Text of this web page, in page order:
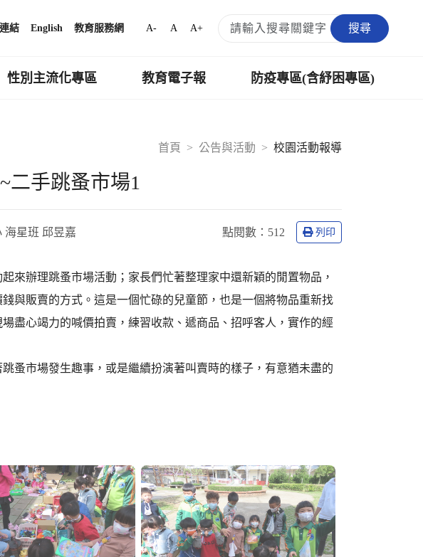
結 English 教育服務網 A- A A+ 搜尋
性別主流化專區 教育電子報 防疫專區(含紓困專區)
首頁 公告與活動 校園活動報導
二手跳蚤市場1
海星班 邱昱嘉 點閱數： 512 列印
來辦理跳蚤市場活動；家長們忙著整理家中還新穎的閒置物品，
與販賣的方式。這是一個忙碌的兒童節，也是一個將物品重新找
盡心竭力的喊價拍賣，練習收款、遞商品、招呼客人，實作的經
蚤市場發生趣事，或是繼續扮演著叫賣時的樣子，有意猶未盡的